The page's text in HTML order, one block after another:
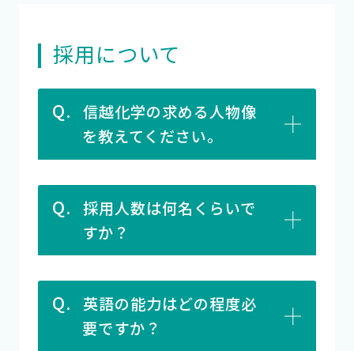
採用について
Q.
信越化学の求める人物像
を教えてください。
Q.
採用人数は何名くらいで
すか？
Q.
英語の能力はどの程度必
要ですか？